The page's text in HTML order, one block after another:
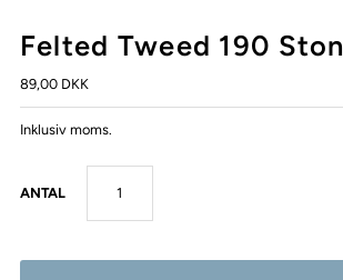
Felted Tweed 190
89,00 DKK
Inklusiv moms.
ANTAL